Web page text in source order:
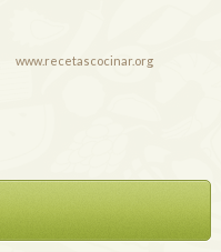
www.recetascocinar.org